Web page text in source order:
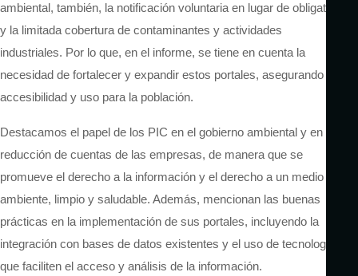
ambiental, también, la notificación voluntaria en lugar de obligatoria
y la limitada cobertura de contaminantes y actividades
industriales. Por lo que, en el informe, se tiene en cuenta la
necesidad de fortalecer y expandir estos portales, asegurando su
accesibilidad y uso para la población.
Destacamos el papel de los PIC en el gobierno ambiental y en la
reducción de cuentas de las empresas, de manera que se
promueve el derecho a la información y el derecho a un medio
ambiente, limpio y saludable. Además, mencionan las buenas
prácticas en la implementación de sus portales, incluyendo la
integración con bases de datos existentes y el uso de tecnologías
que faciliten el acceso y análisis de la información.